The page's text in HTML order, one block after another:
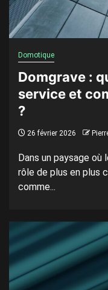
Domotique
Domgrave :
service et
?
26 février 2026
Dans un paysage où
rôle de plus en plus
comme...